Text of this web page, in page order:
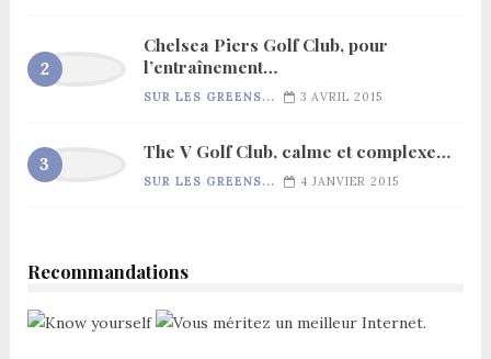
Chelsea Piers Golf Club, pour
l’entraînement…
SUR LES GREENS... 3 AVRIL 2015
The V Golf Club, calme et complexe…
SUR LES GREENS... 4 JANVIER 2015
Recommandations